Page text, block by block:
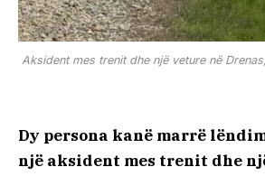
Aksident mes trenit dhe një veture në
Dy persona kanë marrë
një aksident mes trenit dhe